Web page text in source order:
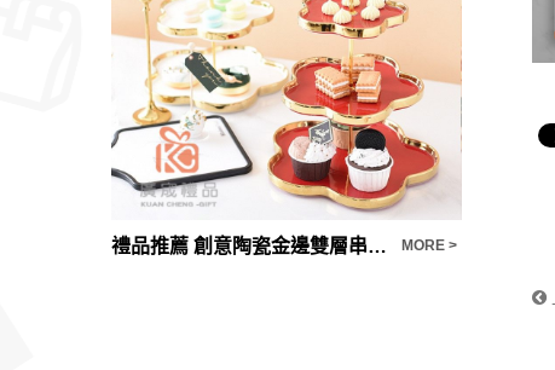
禮品推薦 創意陶瓷金邊雙層串盤三層點心盤婚禮蛋糕盤生日水果盤首飾展示架 MORE >